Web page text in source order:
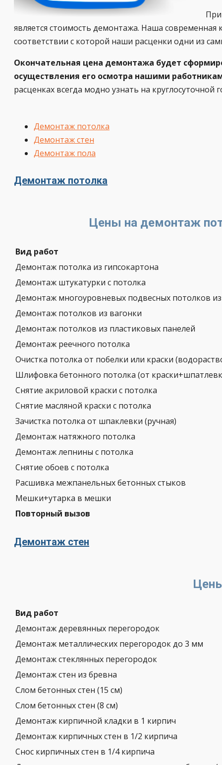
является стоимость демонтажа. Наша
соответствии с которой наши расценки одни из
Окончательная цена демонтажа будет
осуществления его осмотра нашими
расценках всегда модно узнать на
Демонтаж потолка
Демонтаж стен
Демонтаж пола
Демонтаж потолка
Цены на демонтаж
Вид работ
Демонтаж потолка из гипсокартона
Демонтаж штукатурки с потолка
Демонтаж многоуровневых подвесных потолков
Демонтаж потолков из вагонки
Демонтаж потолков из пластиковых панелей
Демонтаж реечного потолка
Очистка потолка от побелки или краски
Шлифовка бетонного потолка (от
Снятие акриловой краски с потолка
Снятие масляной краски с потолка
Зачистка потолка от шпаклевки (ручная)
Демонтаж натяжного потолка
Демонтаж лепнины с потолка
Снятие обоев с потолка
Расшивка межпанельных бетонных стыков
Мешки+утарка в мешки
Повторный вызов
Демонтаж стен
Вид работ
Демонтаж деревянных перегородок
Демонтаж металлических перегородок до 3 мм
Демонтаж стеклянных перегородок
Демонтаж стен из бревна
Слом бетонных стен (15 см)
Слом бетонных стен (8 см)
Демонтаж кирпичной кладки в 1 кирпич
Демонтаж кирпичных стен в 1/2 кирпича
Снос кирпичных стен в 1/4 кирпича